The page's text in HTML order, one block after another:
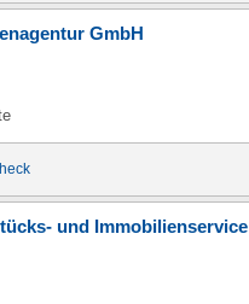
GmbH
und Immobilienservice